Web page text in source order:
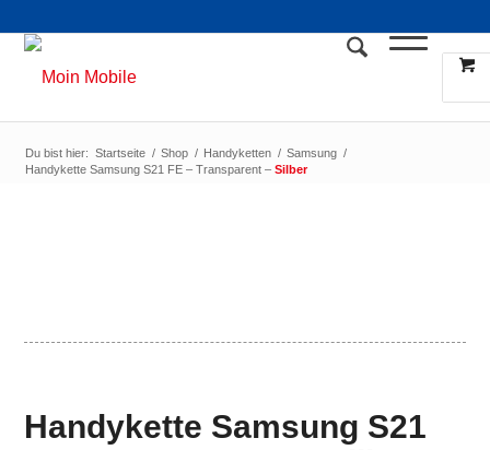
Du bist hier: Startseite / Shop / Handyketten / Samsung /
Handykette Samsung S21 FE – Transparent –Silber
Handykette Samsung S21